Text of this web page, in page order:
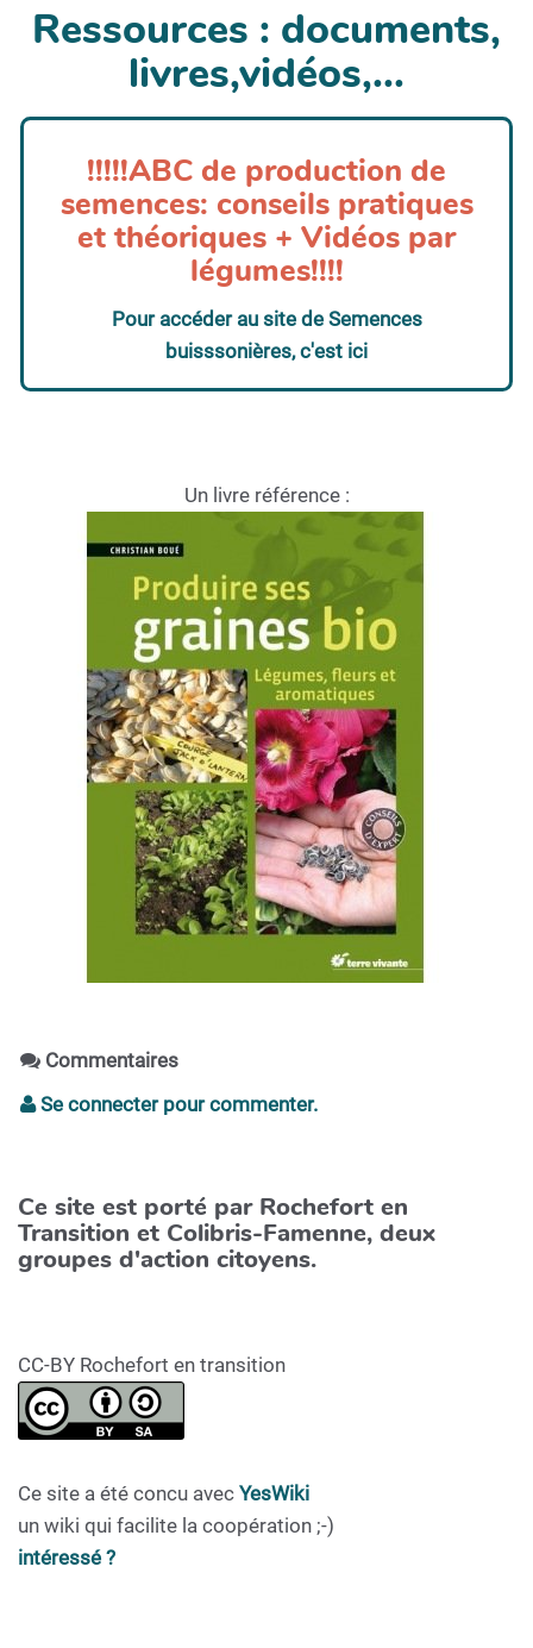
Ressources : documents,
livres,vidéos,...
!!!!!ABC de production de
semences: conseils pratiques
et théoriques + Vidéos par
légumes!!!!
Pour accéder au site de Semences
buisssonières, c'est ici
Un livre référence :
Commentaires
Se connecter pour commenter.
Ce site est porté par Rochefort en
Transition et Colibris-Famenne, deux
groupes d'action citoyens.
CC-BY Rochefort en transition
Ce site a été concu avec YesWiki
un wiki qui facilite la coopération ;-)
intéressé ?